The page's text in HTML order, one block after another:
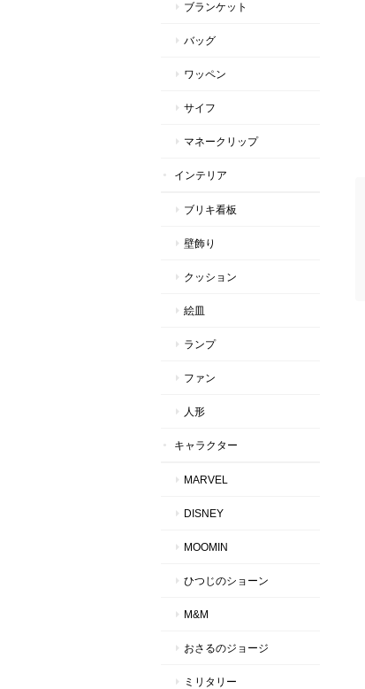
ブランケット
バッグ
ワッペン
サイフ
マネークリップ
インテリア
ブリキ看板
壁飾り
クッション
絵皿
ランプ
ファン
人形
キャラクター
MARVEL
DISNEY
MOOMIN
ひつじのショーン
M&M
おさるのジョージ
ミリタリー